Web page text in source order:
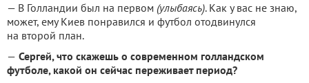
— В Голландии был на первом (улыбаясь). Как у вас не знаю,
может, ему Киев понравился и футбол отодвинулся
на второй план.
— Сергей, что скажешь о современном голландском
футболе, какой он сейчас переживает период?